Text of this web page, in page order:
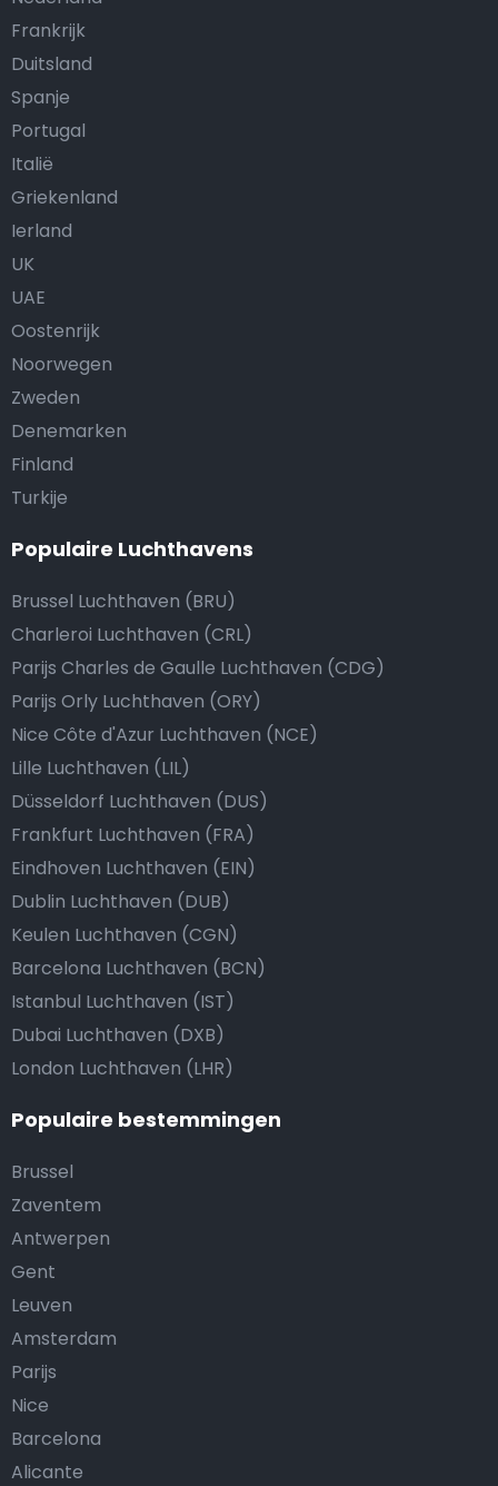
Frankrijk
Duitsland
Spanje
Portugal
Italië
Griekenland
Ierland
UK
UAE
Oostenrijk
Noorwegen
Zweden
Denemarken
Finland
Turkije
Populaire Luchthavens
Brussel Luchthaven (BRU)
Charleroi Luchthaven (CRL)
Parijs Charles de Gaulle Luchthaven (CDG)
Parijs Orly Luchthaven (ORY)
Nice Côte d'Azur Luchthaven (NCE)
Lille Luchthaven (LIL)
Düsseldorf Luchthaven (DUS)
Frankfurt Luchthaven (FRA)
Eindhoven Luchthaven (EIN)
Dublin Luchthaven (DUB)
Keulen Luchthaven (CGN)
Barcelona Luchthaven (BCN)
Istanbul Luchthaven (IST)
Dubai Luchthaven (DXB)
London Luchthaven (LHR)
Populaire bestemmingen
Brussel
Zaventem
Antwerpen
Gent
Leuven
Amsterdam
Parijs
Nice
Barcelona
Alicante